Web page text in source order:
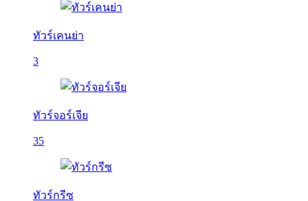
ทัวร์เคนย่า
3
ทัวร์จอร์เจีย
35
ทัวร์กรีซ